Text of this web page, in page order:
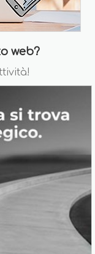
web?